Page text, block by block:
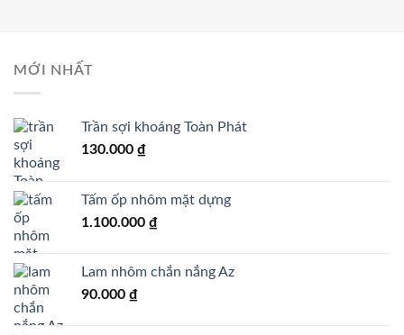
MỚI NHẤT
Trần sợi khoáng Toàn Phát
130.000 ₫
Tấm ốp nhôm mặt dựng
1.100.000 ₫
Lam nhôm chắn nắng Az
90.000 ₫